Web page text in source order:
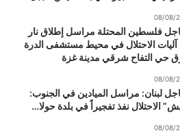
08/08/
فلسطين المحتلة مراسل إطلاق نار
الاحتلال في محيط مستشفى الدرة
حي التفاح شرقي مدينة غزة
08/08/
لبنان: مراسل الميادين في الجنوب:
الاحتلال نفذ تفجيراً في بلدة حولا…
08/08/